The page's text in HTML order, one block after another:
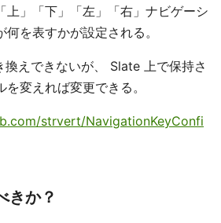
上」「下」「左」「右」ナビゲーシ
を表すかが設定される。
換えできないが、 Slate 上で保持さ
変えれば変更できる。
strvert/NavigationKeyConfi
きか？